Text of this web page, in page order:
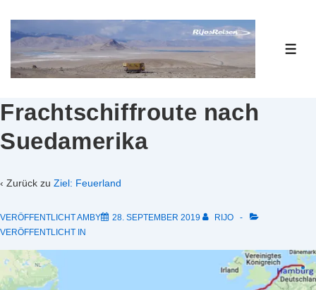
Zum
Inhalt
Frachtschiffroute nach
Suedamerika
‹ Zurück zu Ziel: Feuerland
VERÖFFENTLICHT AMBY 28. SEPTEMBER 2019
RIJO
VERÖFFENTLICHT IN